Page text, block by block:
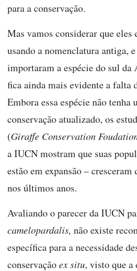
para a conservação.
Mas vamos considerar que eles
usando a nomenclatura antiga,
importaram a espécie do sul da
fica ainda mais evidente a falta
Embora essa espécie não tenha
conservação atualizado, os
(Giraffe Conservation
a IUCN mostram que suas
estão em expansão – cresceram
nos últimos anos.
Avaliando o parecer da IUCN
camelopardalis, não existe
específica para a necessidade
conservaçãoex situ, visto que a